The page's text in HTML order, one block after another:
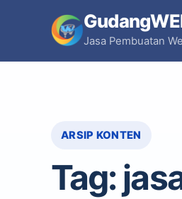
Jasa Pembuatan
ARSIP KONTEN
Tag: